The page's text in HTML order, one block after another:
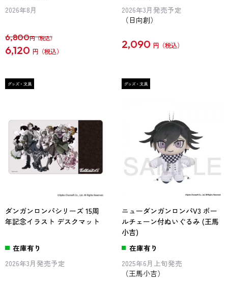
2026年8月
6,120 円
6,800円
2026年3月発売予定
（日向創）
2,090 円
ダンガンロンパシリーズ 15周
年記念イラスト デスクマット
在庫有り
2026年3月発売予定
ニューダンガンロンパV3 ボー
ルチェーン付ぬいぐるみ (王馬
小吉)
在庫有り
2025年6月上旬発売
（王馬小吉）